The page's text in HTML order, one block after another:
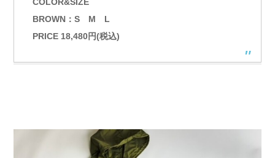
BROWN：S M L
PRICE 18,480円(税込)